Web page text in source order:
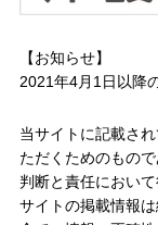
【お知らせ】
2021年4月1日以降
当サイトに記載さ
ただくためのもの
判断と責任におい
サイトの掲載情報